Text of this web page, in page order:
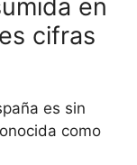
en
cifras
es sin
como